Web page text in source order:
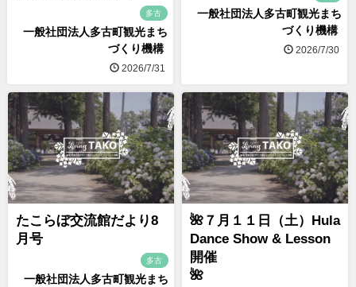
多古
一般社団法人多古町観光まち
づくり機構
2026/7/31
一般社団法人多古町観光まち
づくり機構
2026/7/30
たこらぼ交流館だより8
月号
多古
一般社団法人多古町観光まち
🌺７月１１日（土）Hula
Dance Show & Lesson
開催
🌺